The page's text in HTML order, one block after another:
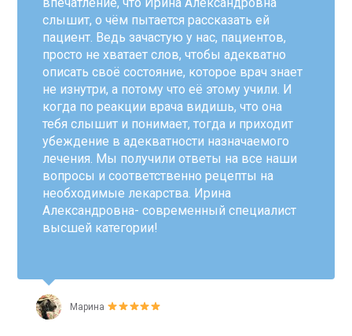
слышит, о чём пытается рассказать ей
пациент. Ведь зачастую у нас, пациентов,
просто не хватает слов, чтобы адекватно
описать своё состояние, которое врач знает
не изнутри, а потому что её этому учили. И
когда по реакции врача видишь, что она
тебя слышит и понимает, тогда и приходит
убеждение в адекватности назначаемого
лечения. Мы получили ответы на все наши
вопросы и соответственно рецепты на
необходимые лекарства. Ирина
Александровна- современный специалист
высшей категории!
Марина